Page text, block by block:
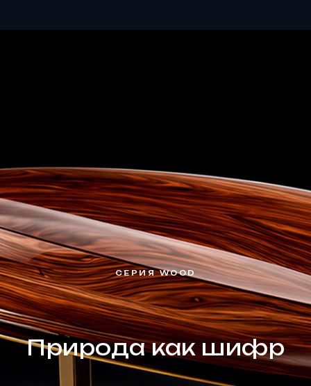
СЕРИЯ WOOD
Природа как шифр